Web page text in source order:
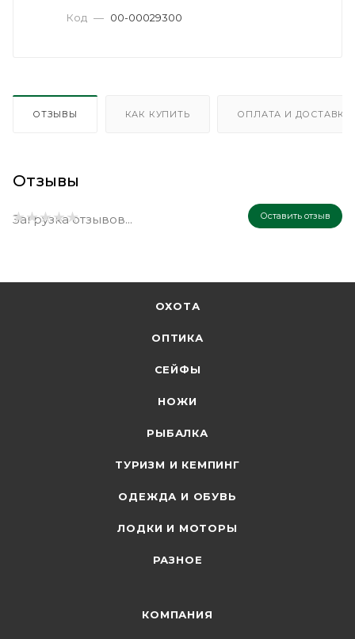
Код — 00-00029300
ОТЗЫВЫ КАК КУПИТЬ ОПЛАТА И ДОСТАВКА
Отзывы
Оставить отзыв
Загрузка отзывов...
ОХОТА
ОПТИКА
СЕЙФЫ
НОЖИ
РЫБАЛКА
ТУРИЗМ И КЕМПИНГ
ОДЕЖДА И ОБУВЬ
ЛОДКИ И МОТОРЫ
РАЗНОЕ
КОМПАНИЯ